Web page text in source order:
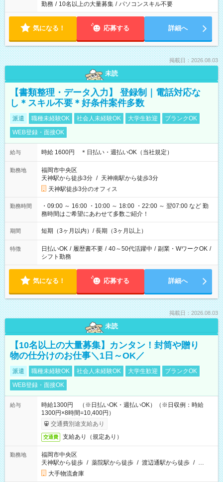
勤務 / 10名以上の大量募集 / パソコンスキル不要
気になる！ 応募する 詳細へ
掲載日：2026.08.03
未読
【書類整理・データ入力】 登録制｜電話対応な
し＊スキル不要＊好条件案件多数
派遣 職種未経験OK 社会人未経験OK 大学生歓迎
ブランクOK
WEB登録・面接OK
給与 時給 1600円 ＊日払い・週払いOK（当社規定）
勤務地
福岡市中央区
天神駅から徒歩3分 / 天神南駅から徒歩3分
天神駅徒歩3分のオフィス
勤務時間
・09:00 ～ 16:00 ・10:00 ～ 18:00 ・22:00 ～ 翌07:00 など 勤
務時間はご希望にあわせて多数ご紹介！
期間 短期（3ヶ月以内）/ 長期（3ヶ月以上）
特徴 日払いOK / 履歴書不要 / 40～50代活躍中 / 副業・WワークOK /
シフト勤務
気になる！ 応募する 詳細へ
掲載日：2026.08.03
未読
【10名以上の大量募集】カンタン！封筒や贈り
物の仕分けのお仕事＼1日～OK／
派遣 職種未経験OK 社会人未経験OK 大学生歓迎
ブランクOK
WEB登録・面接OK
給与
時給1300円 （※日払いOK・週払いOK）（※日収例：時給
1300円×8時間=10,400円）
交通費別途支給あり
交通費 支給あり（規定あり）
勤務地
福岡市中央区
天神駅から徒歩 / 薬院駅から徒歩 / 渡辺通駅から徒歩 / …
大手物流倉庫